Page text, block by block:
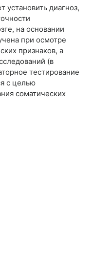
диагноз,
на основании
при осмотре
признаков, а
(в
тестирование
с целью
соматических